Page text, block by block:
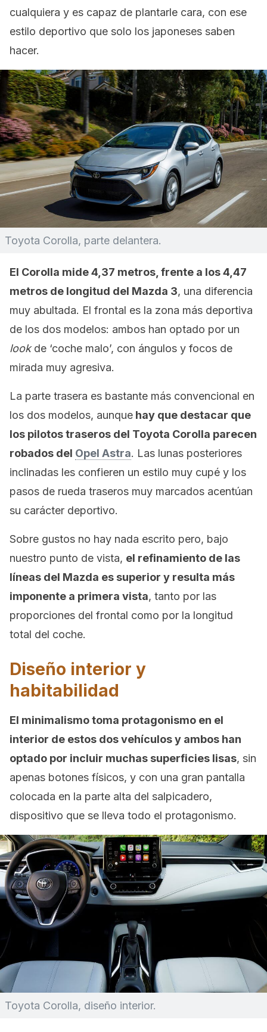
cualquiera y es capaz de plantarle cara, con ese
estilo deportivo que solo los japoneses saben
hacer.
Toyota Corolla, parte delantera.
El Corolla mide 4,37 metros, frente a los 4,47
metros de longitud del Mazda 3, una diferencia
muy abultada. El frontal es la zona más deportiva
de los dos modelos: ambos han optado por un
lookde ‘coche malo’, con ángulos y focos de
mirada muy agresiva.
La parte trasera es bastante más convencional en
los dos modelos, aunque hay que destacar que
los pilotos traseros del Toyota Corolla parecen
robados del Opel Astra. Las lunas posteriores
inclinadas les confieren un estilo muy cupé y los
pasos de rueda traseros muy marcados acentúan
su carácter deportivo.
Sobre gustos no hay nada escrito pero, bajo
nuestro punto de vista, el refinamiento de las
líneas del Mazda es superior y resulta más
imponente a primera vista, tanto por las
proporciones del frontal como por la longitud
total del coche.
Diseño interior y
habitabilidad
El minimalismo toma protagonismo en el
interior de estos dos vehículos y ambos han
optado por incluir muchas superficies lisas, sin
apenas botones físicos, y con una gran pantalla
colocada en la parte alta del salpicadero,
dispositivo que se lleva todo el protagonismo.
Toyota Corolla, diseño interior.